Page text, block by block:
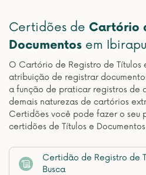
Certidões de Cartório
Documentos em
O Cartório de Registro de Títulos
atribuição de registrar
a função de praticar registros de
demais naturezas de cartórios
Certidões você pode fazer o seu
certidões de Títulos e
Certidão de Registro de
Busca